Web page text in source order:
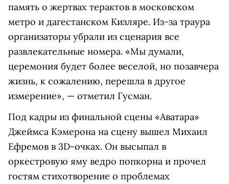
память о жертвах терактов в московском
метро и дагестанском Кизляре. Из-за траура
организаторы убрали из сценария все
развлекательные номера. «Мы думали,
церемония будет более веселой, но позавчера
жизнь, к сожалению, перешла в другое
измерение», — отметил Гусман.
Под кадры из финальной сцены «Аватара»
Джеймса Кэмерона на сцену вышел Михаил
Ефремов в 3D-очках. Он высыпал в
оркестровую яму ведро попкорна и прочел
гостям стихотворение о проблемах